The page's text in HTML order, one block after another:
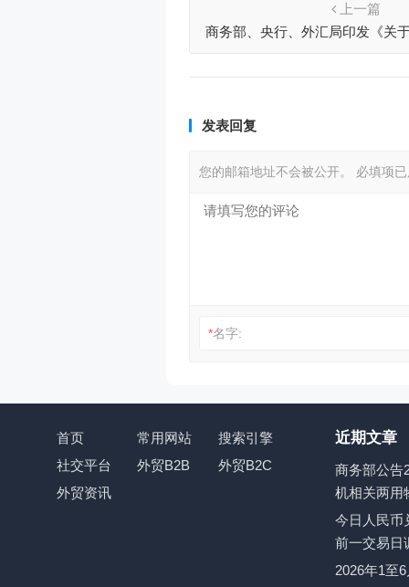
上一篇
商务部、央行、外汇局印发《关
发表回复
您的邮箱地址不会被公开。 必填项
*名字:
首页 常用网站
搜索引擎
社交平台
外贸B2B
外贸B2C
外贸资讯
近期文章
商务部公告
机相关两用
今日人民币
前一交易日
2026年1至